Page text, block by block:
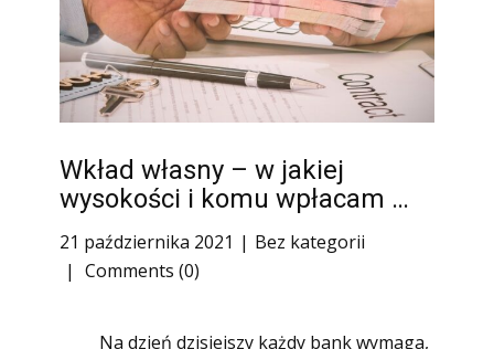
Wkład własny – w jakiej
wysokości i komu wpłacam …
21 października 2021
Bez kategorii
Comments (0)
Na dzień dzisiejszy każdy bank wymaga,